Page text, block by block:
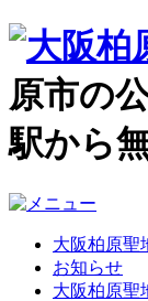
原市の
駅から
大阪柏原聖
お知らせ
大阪柏原聖